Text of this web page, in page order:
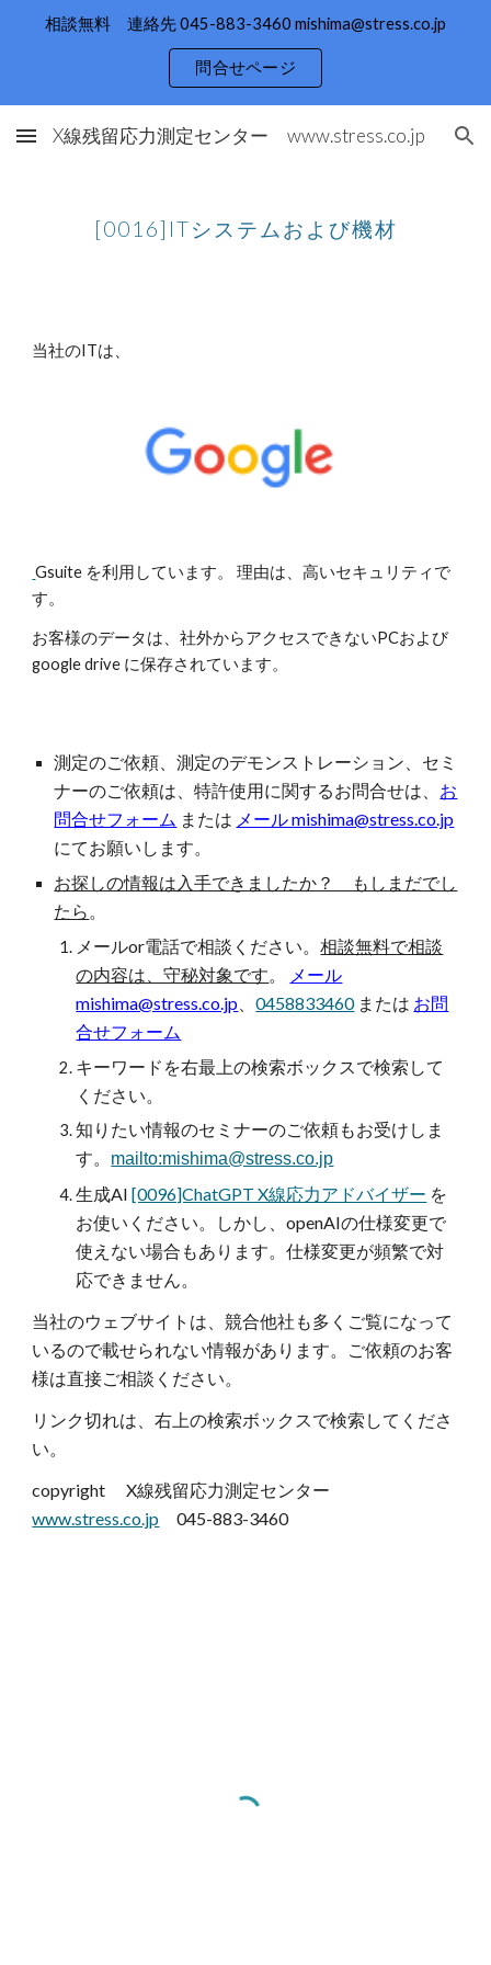
相談無料 連絡先 045-883-3460 mishima@stress.co.jp
問合せページ
X線残留応力測定センター www.stress.co.jp
[0016]ITシステムおよび機材
当社のITは、
Gsuite を利用しています。 理由は、高いセキュリティで
す。
お客様のデータは、社外からアクセスできないPCおよび
google drive に保存されています。
測定のご依頼、測定のデモンストレーション、セミ
ナーのご依頼は、特許使用に関するお問合せは、 お
問合せフォーム または メール mishima@stress.co.jp
にてお願いします。
お探しの情報は入手できましたか？ もしまだでし
たら 。
メールor電話で相談ください。相談無料で相談
の内容は、守秘対象です。
メール
mishima@stress.co.jp 、0458833460または お問
合せフォーム
キーワードを右最上の検索ボックスで検索して
ください。
知りたい情報のセミナーのご依頼もお受けしま
す。 mailto:mishima@stress.co.jp
生成AI[0096]ChatGPT X線応力アドバイザー を
お使いください。しかし、openAIの仕様変更で
使えない場合もあります。仕様変更が頻繁で対
応できません。
当社のウェブサイトは、競合他社も多くご覧になって
いるので載せられない情報があります。ご依頼のお客
様は直接ご相談ください。
リンク切れは、右上の検索ボックスで検索してくださ
い。
copyright X線残留応力測定センター
www.stress.co.jp 045-883-3460